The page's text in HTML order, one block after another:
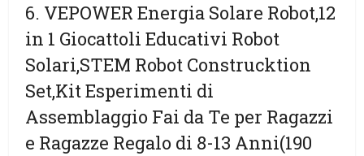
6. VEPOWER Energia Solare Robot,12
in 1 Giocattoli Educativi Robot
Solari,STEM Robot Construcktion
Set,Kit Esperimenti di
Assemblaggio Fai da Te per Ragazzi
e Ragazze Regalo di 8-13 Anni(190